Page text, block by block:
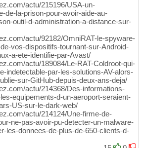
actu/215196/USA-un-
de-la-prison-pour-avoir-aide-au-
outil-d-administration-a-distance-sur-
actu/92182/OmniRAT-le-spyware-
vos-dispositifs-tournant-sur-Android-
a-ete-identifie-par-Avast/
actu/189084/Le-RAT-Coldroot-qui-
indetectable-par-les-solutions-AV-alors-
sur-GitHub-depuis-deux-ans-deja/
actu/214368/Des-informations-
equipements-d-un-aeroport-seraient-
US-sur-le-dark-web/
actu/214124/Une-firme-de-
ne-pas-avoir-pu-detecter-un-malware-
les-donnees-de-plus-de-650-clients-d-